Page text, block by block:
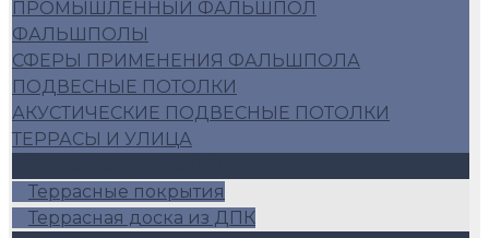
ПРОМЫШЛЕННЫЙ ФАЛЬШПОЛ
ФАЛЬШПОЛЫ
СФЕРЫ ПРИМЕНЕНИЯ ФАЛЬШПОЛА
ПОДВЕСНЫЕ ПОТОЛКИ
АКУСТИЧЕСКИЕ ПОДВЕСНЫЕ ПОТОЛКИ
ТЕРРАСЫ И УЛИЦА
Террасные покрытия
Террасная доска из ДПК